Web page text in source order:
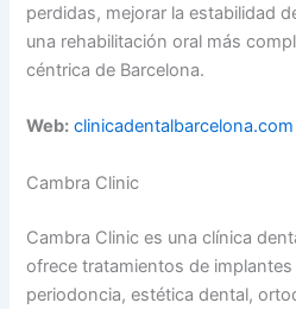
perdidas, mejorar la estabilidad
una rehabilitación oral más
céntrica de Barcelona.
Web: clinicadentalbarcelona.com
Cambra Clinic
Cambra Clinic es una clínica
ofrece tratamientos de
periodoncia, estética dental,